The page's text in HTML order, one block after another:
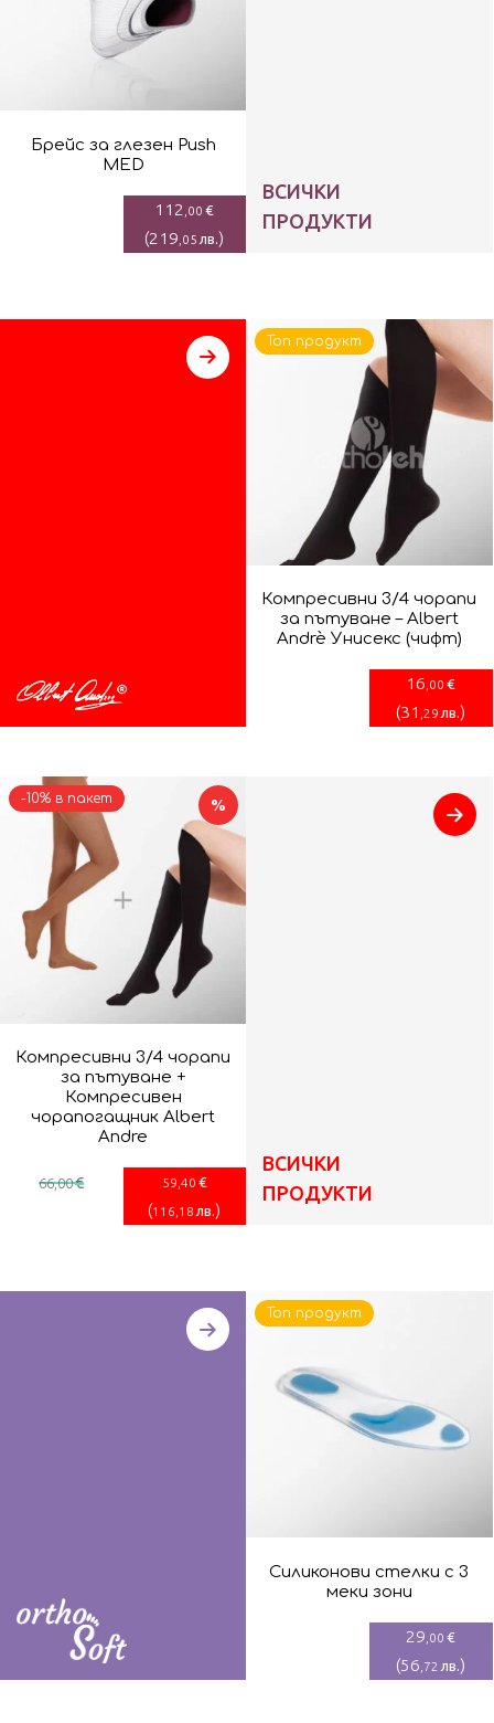
Брейс за глезен Push
MED
112 ,00 €
(219 ,05 лв.)
ВСИЧКИ
ПРОДУКТИ
Компресивни 3/4 чорапи
за пътуване – Albert
Andrè Унисекс (чифт)
16 ,00 €
(31 ,29 лв.)
Топ продукт
%
Компресивни 3/4 чорапи
за пътуване +
Компресивен
чорапогащник Albert
Andre
66,00€ 59 ,40 €
(116 ,18 лв.)
-10% в пакет
ВСИЧКИ
ПРОДУКТИ
Силиконови стелки с 3
меки зони
29 ,00 €
(56 ,72 лв.)
Топ продукт